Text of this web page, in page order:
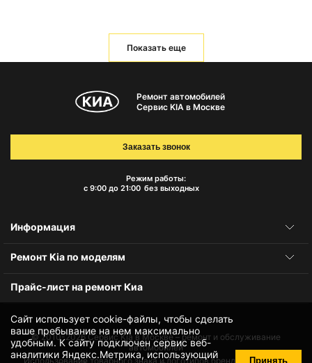
Показать еще
Сайт использует cookie-файлы, чтобы сделать
ваше пребывание на нем максимально
удобным. К cайту подключен сервис веб-
аналитики Яндекс.Метрика, использующий
Принять
Ремонт автомобилей
Сервис KIA в Москве
Режим работы:
с 9:00 до 21:00 без выходных
Заказать звонок
Информация
Ремонт Kia по моделям
Прайс-лист на ремонт Киа
© 2010-2026Сервис Kia в Москве – ремонт и обслуживание
автомобилей
Использование товарного знака и логотипов бренда происходит